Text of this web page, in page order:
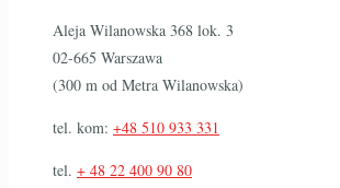
Aleja Wilanowska 368 lok. 3
02-665 Warszawa
(300 m od Metra Wilanowska)
tel. kom: +48 510 933 331
tel. + 48 22 400 90 80